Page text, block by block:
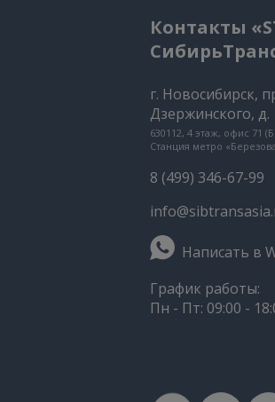
Контакты
г. Новосибирск,
Дзержинского, д.
630112, 4 этаж, офис 71
Станция метро
8 (499) 346-67-99
Написать в
График работы:
Пн - Пт: 09:00 -